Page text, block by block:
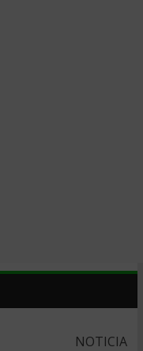
NOTICIA